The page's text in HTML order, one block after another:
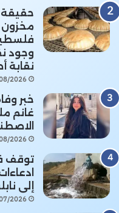
حقيقة
مخزون
وجود
نقابة
2026
خبر
غانم
2026
توقف
إلى
2026